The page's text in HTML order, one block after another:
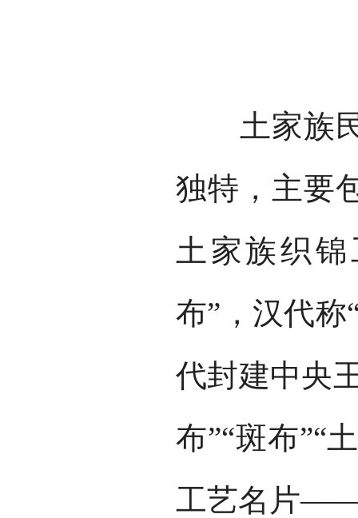
土家族民
独特，主要
土家族织
布”，汉代称
代封建中央
布”“斑布”“
工艺名片——